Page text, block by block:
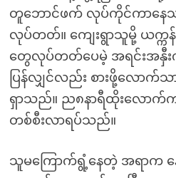
တူဘောင်ဖက် လုပ်ကိုင်ကာနေသ
လုပ်တတ်။ ကျေးရွာသူမို့ ယက္က
တွေလုပ်တတ်ပေမဲ့ အရင်းအနှီး
ပြန်လျှင်လည်း စားဖို့လော
ရှာသည်။ ည၈နာရီထိုးလောက်က
တစ်စီးလာရပ်သည်။
သူမကြောက်ရွံ့နေတဲ့ အရာက န